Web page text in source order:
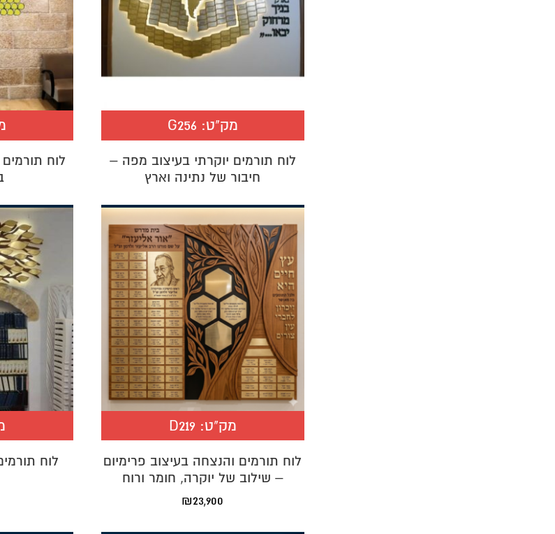
מק"ט: G256
לוח תורמים יוקרתי בעיצוב מפה –
חיבור של נתינה וארץ
לוח
מק"ט: D219
לוח תורמים והנצחה בעיצוב פרימיום
– שילוב של יוקרה, חומר ורוח
₪23,900
לוח